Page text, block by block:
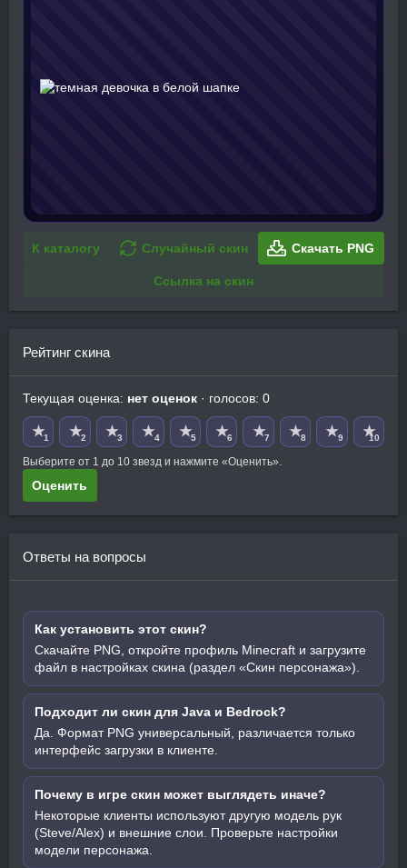
К каталогу Случайный скин Скачать PNG
Ссылка на скин
Рейтинг скина
Текущая оценка: нет оценок · голосов: 0
★1 ★2 ★3 ★4 ★5 ★6 ★7 ★8 ★9 ★10
Выберите от 1 до 10 звезд и нажмите «Оценить».
Оценить
Ответы на вопросы
Как установить этот скин?
Скачайте PNG, откройте профиль Minecraft и загрузите
файл в настройках скина (раздел «Скин персонажа»).
Подходит ли скин для Java и Bedrock?
Да. Формат PNG универсальный, различается только
интерфейс загрузки в клиенте.
Почему в игре скин может выглядеть иначе?
Некоторые клиенты используют другую модель рук
(Steve/Alex) и внешние слои. Проверьте настройки
модели персонажа.